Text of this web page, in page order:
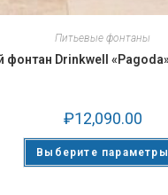
Питьевые фонтаны
фонтан Drinkwell
₽12,090.00
Выберите параметры